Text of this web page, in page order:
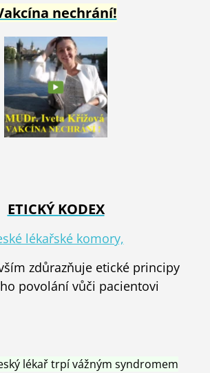
nechrání!
ETICKÝ KODEX
lékařské komory,
zdůrazňuje etické principy
povolání vůči pacientovi
lékař trpí vážným syndromem